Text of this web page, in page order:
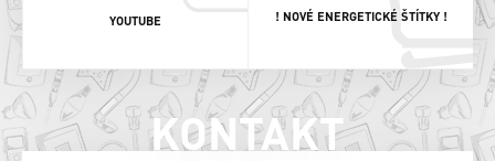
YOUTUBE ! NOVÉ ENERGETICKÉ ŠTÍTKY !
KONTAKT